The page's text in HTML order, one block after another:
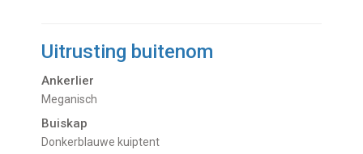
Uitrusting buitenom
Ankerlier
Meganisch
Buiskap
Donkerblauwe kuiptent